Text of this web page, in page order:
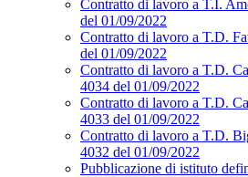
Contratto di lavoro a T.I.
del 01/09/2022
Contratto di lavoro a T.D.
del 01/09/2022
Contratto di lavoro a T.D.
4034 del 01/09/2022
Contratto di lavoro a T.D.
4033 del 01/09/2022
Contratto di lavoro a T.D.
4032 del 01/09/2022
Pubblicazione di istituto